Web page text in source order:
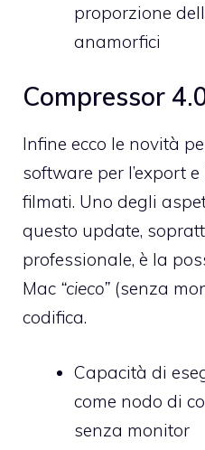
proporzione
anamorfici
Compressor
Infine ecco le novità
software per l’export
filmati. Uno degli
questo update,
professionale, è la
Mac “cieco” (senza
codifica.
Capacità di
come nodo di
senza monitor